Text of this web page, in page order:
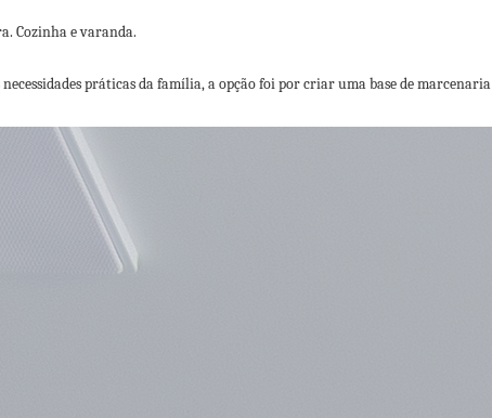
necessidades práticas da família, a opção foi por criar uma base de